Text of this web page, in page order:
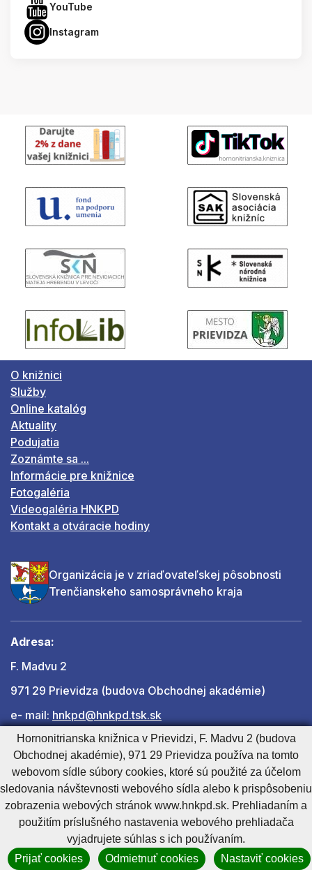
YouTube
Instagram
O knižnici
Služby
Online katalóg
Aktuality
Podujatia
Zoznámte sa ...
Informácie pre knižnice
Fotogaléria
Videogaléria HNKPD
Kontakt a otváracie hodiny
Organizácia je v zriaďovateľskej pôsobnosti
Trenčianskeho samosprávneho kraja
Adresa:
F. Madvu 2
971 29 Prievidza (budova Obchodnej akadémie)
e- mail: hnkpd@hnkpd.tsk.sk
Ďalšie kontakty
Cookies nastavenieCookies - viac informáciíVyhlásenie o prístupnosti
Technický prevádzkovateľ
Správca obsahu
GenerujeCMS BUXUS
Hornonitrianska knižnica v Prievidzi, F. Madvu 2 (budova
Obchodnej akadémie), 971 29 Prievidza používa na tomto
webovom sídle súbory cookies, ktoré sú použité za účelom
sledovania návštevnosti webového sídla alebo k prispôsobeniu
zobrazenia webových stránok www.hnkpd.sk. Prehliadaním a
použitím príslušného nastavenia webového prehliadača
vyjadrujete súhlas s ich používaním.
Prijať cookies
Odmietnuť cookies Nastaviť cookies